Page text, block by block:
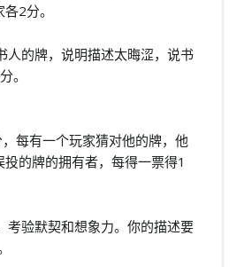
2分。
人的牌，说明描述太晦涩，说书
。
每有一个玩家猜对他的牌，他
的牌的拥有者，每得一票得1
考验默契和想象力。你的描述要